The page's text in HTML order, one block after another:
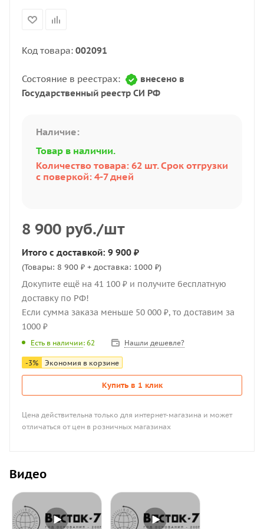
Код товара: 002091
Состояние в реестрах:
внесено в
Государственный реестр СИ РФ
Наличие:
Товар в наличии.
Количество товара: 62 шт. Срок отгрузки
с поверкой: 4-7 дней
8 900 руб./шт
Итого с доставкой: 9 900 ₽
(Товары: 8 900 ₽ + доставка: 1000 ₽)
Докупите ещё на 41 100 ₽ и получите бесплатную
доставку по РФ!
Если сумма заказа меньше 50 000 ₽, то доставим за
1000 ₽
Есть в наличии: 62 Нашли дешевле?
-3% Экономия в корзине
Купить в 1 клик
Цена действительна только для интернет-магазина и может
отличаться от цен в розничных магазинах
Видео